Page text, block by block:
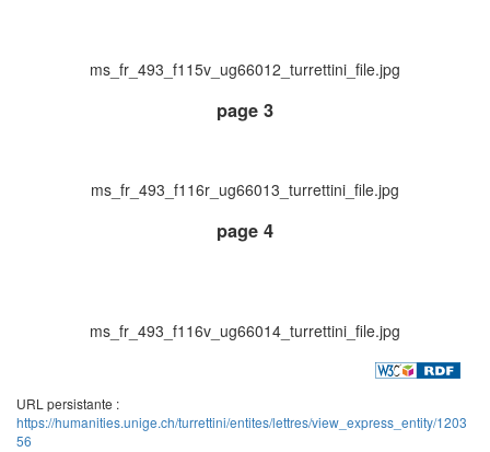
ms_fr_493_f115v_ug66012_turrettini_file.jpg
page 3
ms_fr_493_f116r_ug66013_turrettini_file.jpg
page 4
ms_fr_493_f116v_ug66014_turrettini_file.jpg
URL persistante :
https://humanities.unige.ch/turrettini/entites/lettres/view_express_entity/1203
56